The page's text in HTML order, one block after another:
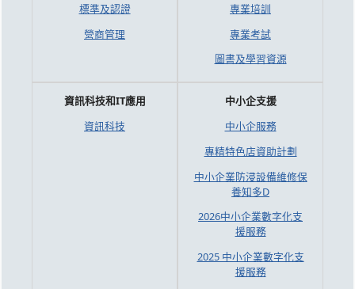
標準及認證
營商管理
專業培訓
專業考試
圖書及學習資源
資訊科技和IT應用
資訊科技
中小企支援
中小企服務
專精特色店資助計劃
中小企業防浸設備維修保
養知多D
2026中小企業數字化支
援服務
2025 中小企業數字化支
援服務